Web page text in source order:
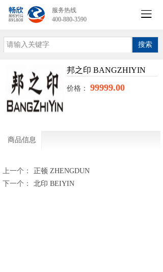
搜索
邦之印 BANGZHIYIN
价格： 99999.00
商品信息
上一个：
正顿 ZHENGDUN
下一个：
北印 BEIYIN
服务热线
400-880-3590